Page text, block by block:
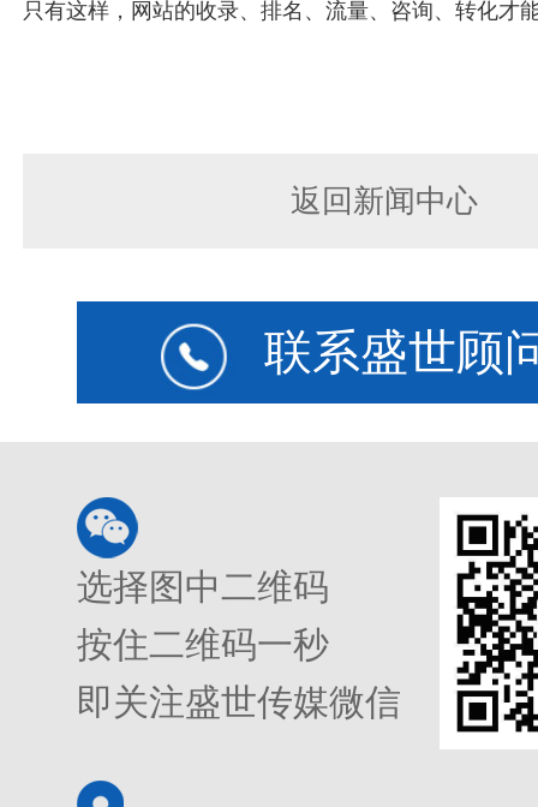
只有这样，网站的收录、排名、流量、咨询、转化才
返回新闻中心
联系盛世顾
选择图中二维码
按住二维码一秒
即关注盛世传媒微信